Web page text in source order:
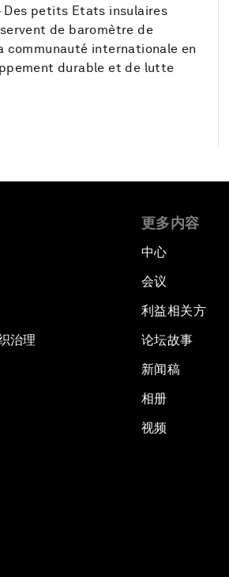
Des petits Etats insulaires
de baromètre de
communauté internationale en
durable et de lutte
治理
更多内容
中心
会议
利益相关方
论坛故事
新闻稿
相册
视频